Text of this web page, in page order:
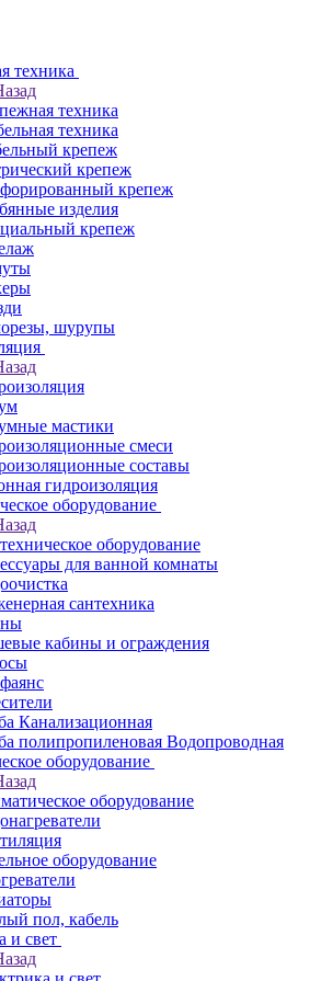
техника
техника
техника
крепеж
крепеж
крепеж
изделия
крепеж
шурупы
мастики
смеси
составы
гидроизоляция
оборудование
оборудование
для ванной комнаты
сантехника
кабины и ограждения
Канализационная
полипропиленовая Водопроводная
оборудование
оборудование
оборудование
пол, кабель
и свет